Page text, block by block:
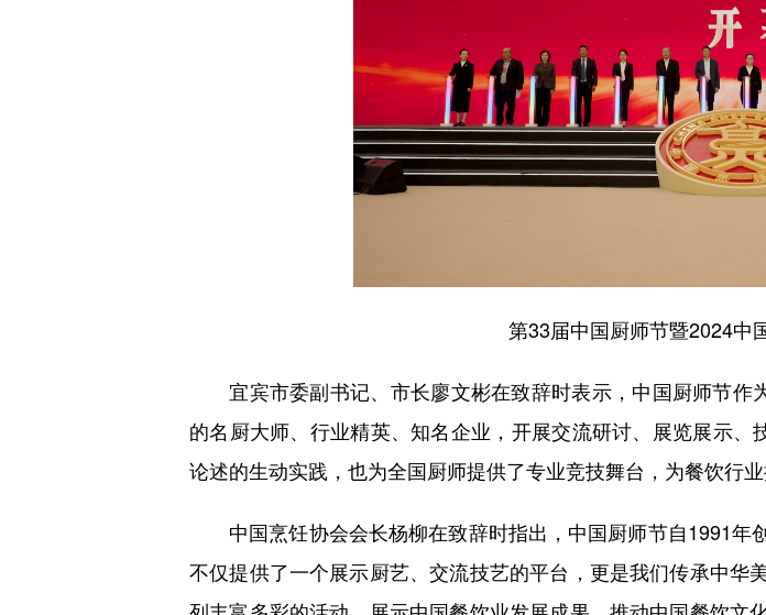
第33届中国厨师节暨2024中国
宜宾市委副书记、市长廖文彬在致辞时表示，中国厨师节作
的名厨大师、行业精英、知名企业，开展交流研讨、展览展示
论述的生动实践，也为全国厨师提供了专业竞技舞台，为餐饮行业
中国烹饪协会会长杨柳在致辞时指出，中国厨师节自1991年
不仅提供了一个展示厨艺、交流技艺的平台，更是我们传承中